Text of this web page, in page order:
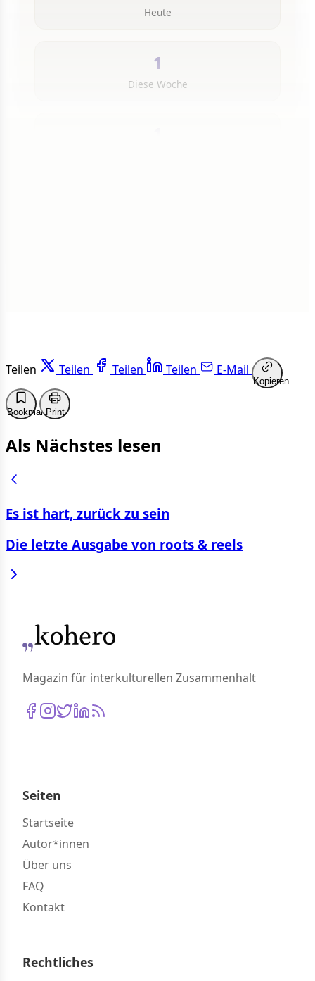
Heute
1
Diese Woche
Teilen Teilen Teilen Teilen E-Mail
Kopieren
BookmarkPrint
Als Nächstes lesen
Es ist hart, zurück zu sein
Die letzte Ausgabe von roots & reels
Magazin für interkulturellen Zusammenhalt
Seiten
Startseite
Autor*innen
Über uns
FAQ
Kontakt
Rechtliches